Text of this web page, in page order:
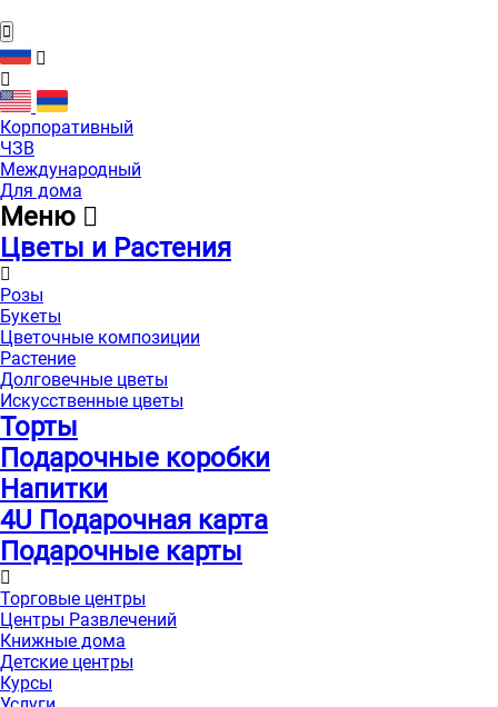
Корпоративный
ЧЗВ
Международный
Для дома
Меню
Цветы и Растения
Розы
Букеты
Цветочные композиции
Растение
Долговечные цветы
Искусственные цветы
Торты
Подарочные коробки
Напитки
4U Подарочная карта
Подарочные карты
Торговые центры
Центры Развлечений
Книжные дома
Детские центры
Курсы